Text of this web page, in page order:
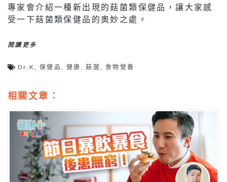
專家會介紹一種新出現的菇菌類保健品，讓大家感
受一下菇菌類保健品的奧妙之處。
閱讀更多
Dr.K 保健品 健康 ,菇菌 ,食物營養
相關文章：